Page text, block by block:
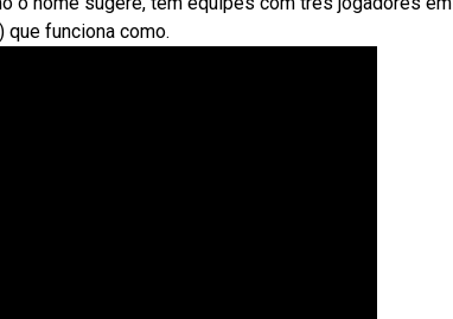
que funciona como.